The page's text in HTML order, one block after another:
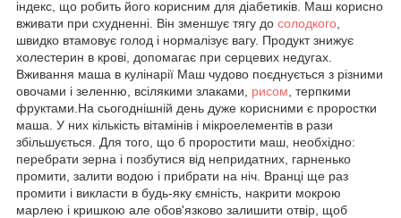
індекс, що робить його корисним для діабетиків. Маш корисно
вживати при схудненні. Він зменшує тягу до солодкого
швидко втамовує голод і нормалізує вагу. Продукт знижує
холестерин в крові, допомагає при серцевих недугах.
Вживання маша в кулінарії Маш чудово поєднується з різними
овочами і зеленню, всілякими злаками, рисом , терпкими
фруктами.На сьогоднішній день дуже корисними є проростки
маша. У них кількість вітамінів і мікроелементів в рази
збільшується. Для того, що б проростити маш, необхідно:
перебрати зерна і позбутися від непридатних, гарненько
промити, залити водою і прибрати на ніч. Вранці ще раз
промити і викласти в будь-яку ємність, накрити мокрою
марлею і кришкою але обов'язково залишити отвір, щоб